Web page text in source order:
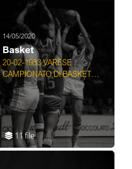
14/05/2020
Basket
20-02-1983 VARESE
CAMPIONATO DI BASKET
SERIE A CAGIVA VARESE-
SCAVOLINI PESARO
11 file